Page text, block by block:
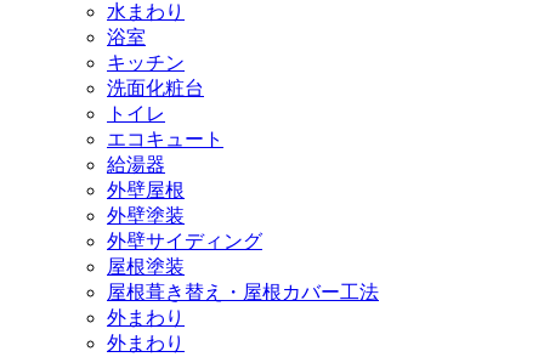
水まわり
浴室
キッチン
洗面化粧台
トイレ
エコキュート
給湯器
外壁屋根
外壁塗装
外壁サイディング
屋根塗装
屋根葺き替え・屋根カバー工法
外まわり
外まわり